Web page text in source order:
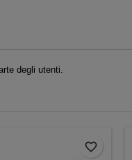
degli utenti.
favorite_border